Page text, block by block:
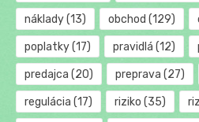
náklady(13) obchod (129)
poplatky(17) pravidlá (12)
predajca (20) preprava (27)
regulácia (17) riziko (35)